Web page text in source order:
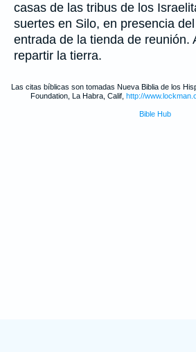
casas de las tribus de los
suertes en Silo, en presencia
entrada de la tienda de reunión.
repartir la tierra.
Las citas bíblicas son tomadas Nueva Biblia de los
Foundation, La Habra, Calif, http://
Bible Hub